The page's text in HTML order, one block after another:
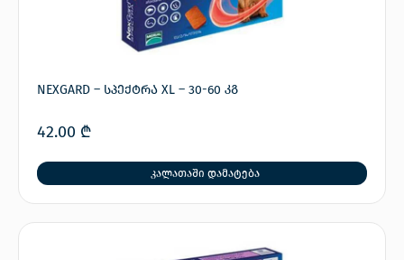
NEXGARD – სპექტრა XL – 30-60 კგ
42.00 ₾
კალათაში დამატება